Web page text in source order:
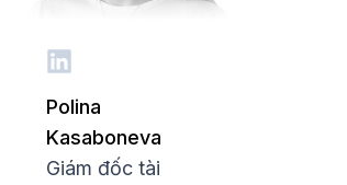
Polina
Kasaboneva
Giám đốc tài